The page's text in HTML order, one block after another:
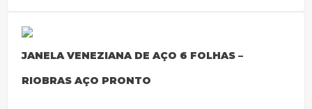
JANELA VENEZIANA DE AÇO 6 FOLHAS –
RIOBRAS AÇO PRONTO